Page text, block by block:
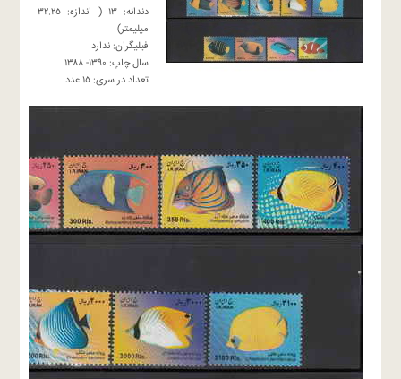
دندانه: ١٣ ( اندازه: ٣٢.٢٥
ميليمتر)
فيليگران: ندارد
سال چاپ: ١٣٩٠- ١٣٨٨
تعداد در سرى: ١٥ عدد